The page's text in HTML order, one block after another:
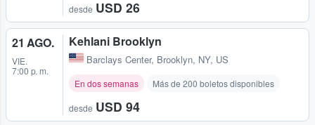
desde USD 26
21 AGO.
VIE.
7:00 p. m.
Kehlani Brooklyn
Barclays Center, Brooklyn, NY, US
En dos semanas Más de 200 boletos disponibles
desde USD 94